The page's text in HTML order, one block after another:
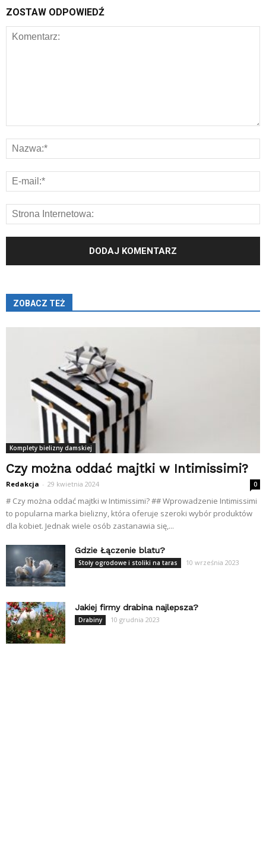
ZOSTAW ODPOWIEDŹ
ZOBACZ TEŻ
Komplety bielizny damskiej
Czy można oddać majtki w Intimissimi?
Redakcja - 29 kwietnia 2024 0
# Czy można oddać majtki w Intimissimi? ## Wprowadzenie Intimissimi
to popularna marka bielizny, która oferuje szeroki wybór produktów
dla kobiet. Jednak wiele osób zastanawia się,...
Gdzie Łączenie blatu?
Stoły ogrodowe i stoliki na taras 10 września 2023
Jakiej firmy drabina najlepsza?
Drabiny 10 grudnia 2023